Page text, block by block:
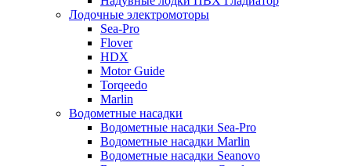
Лодочные электромоторы
Sea-Pro
Flover
HDX
Motor Guide
Torqeedo
Marlin
Водометные насадки
Водометные насадки Sea-Pro
Водометные насадки Marlin
Водометные насадки Seanovo